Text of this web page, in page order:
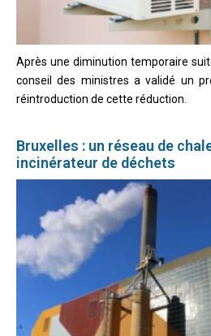
Après une diminution temporaire
conseil des ministres a validé un
réintroduction de cette réduction.
Bruxelles : un réseau de
incinérateur de déchets